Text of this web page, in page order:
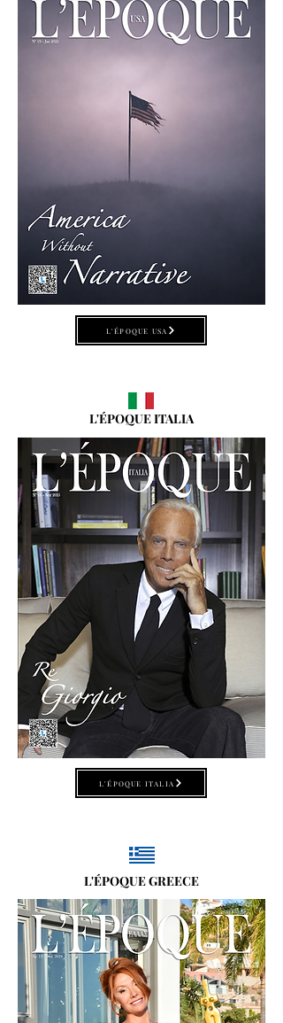
L'ÉPOQUE USA
L'ÉPOQUE ITALIA
L'ÉPOQUE ITALIA
L'ÉPOQUE GREECE